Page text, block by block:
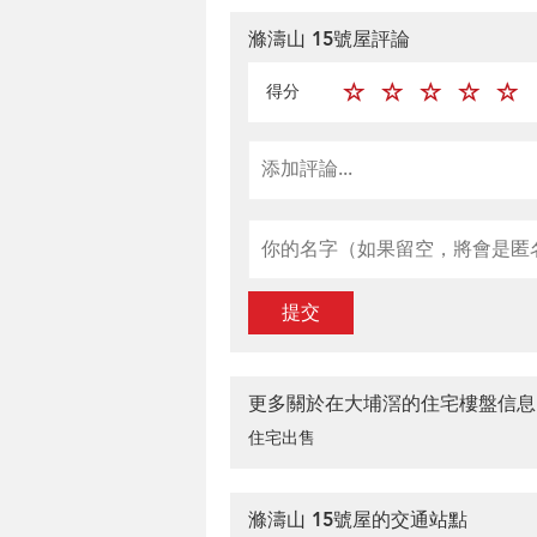
滌濤山 15號屋評論
得分
提交
更多關於在大埔滘的住宅樓盤信息
住宅出售
滌濤山 15號屋的交通站點